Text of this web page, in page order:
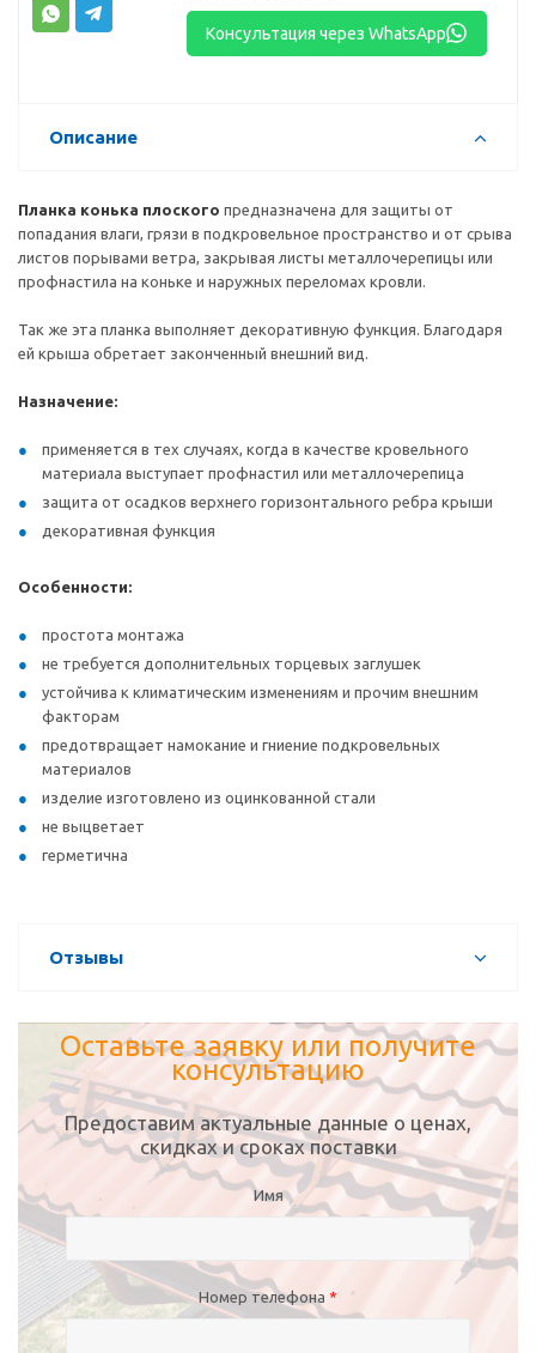
Консультация через WhatsApp
Описание
Планка конька плоского предназначена для защиты от
попадания влаги, грязи в подкровельное пространство и от срыва
листов порывами ветра, закрывая листы металлочерепицы или
профнастила на коньке и наружных переломах кровли.
Так же эта планка выполняет декоративную функция. Благодаря
ей крыша обретает законченный внешний вид.
Назначение:
применяется в тех случаях, когда в качестве кровельного
материала выступает профнастил или металлочерепица
защита от осадков верхнего горизонтального ребра крыши
декоративная функция
Особенности:
простота монтажа
не требуется дополнительных торцевых заглушек
устойчива к климатическим изменениям и прочим внешним
факторам
предотвращает намокание и гниение подкровельных
материалов
изделие изготовлено из оцинкованной стали
не выцветает
герметична
Отзывы
Оставьте заявку или получите
консультацию
Предоставим актуальные данные о ценах,
скидках и сроках поставки
Имя
Номер телефона *